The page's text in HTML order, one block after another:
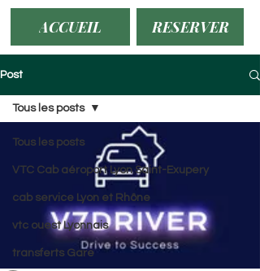
ACCUEIL RESERVER
Post
Tous les posts
VTC Cab aéroport Lyon Saint-Exupery
cab service Lyon et Rhône
vtc ouest Lyonnais
transferts Gare
Tous les posts